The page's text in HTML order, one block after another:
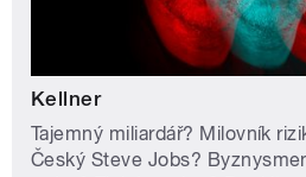
Kellner
Tajemný miliardář? Milovník
Český Steve Jobs?